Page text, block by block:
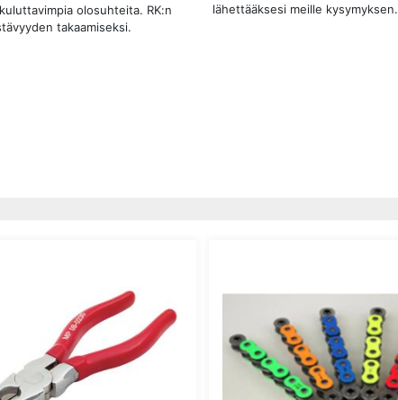
lähettääksesi meille kysymyksen.
olosuhteita. RK:n
takaamiseksi.